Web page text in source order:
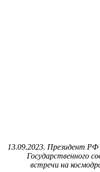
13.09.2023. Президент
Государственного
встречи на